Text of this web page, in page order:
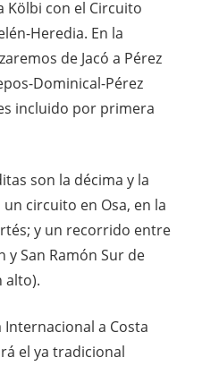
Kölbi con el Circuito
Heredia. En la
de Jacó a Pérez
Dominical-Pérez
incluido por primera
son la décima y la
circuito en Osa, en la
y un recorrido entre
y San Ramón Sur de
alto).
Internacional a Costa
el ya tradicional